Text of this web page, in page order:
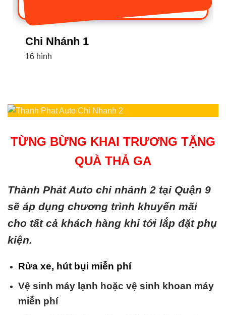
Chi Nhánh 1
16 hình
TỪNG BỪNG KHAI TRƯƠNG TẶNG
QUÀ THẢ GA
Thành Phát Auto chi nhánh 2 tại Quận 9
sẽ áp dụng chương trình khuyến mãi
cho tất cả khách hàng khi tới lắp đặt phụ
kiện.
Rửa xe, hút bụi miễn phí
Vệ sinh máy lạnh hoặc vệ sinh khoan máy
miễn phí